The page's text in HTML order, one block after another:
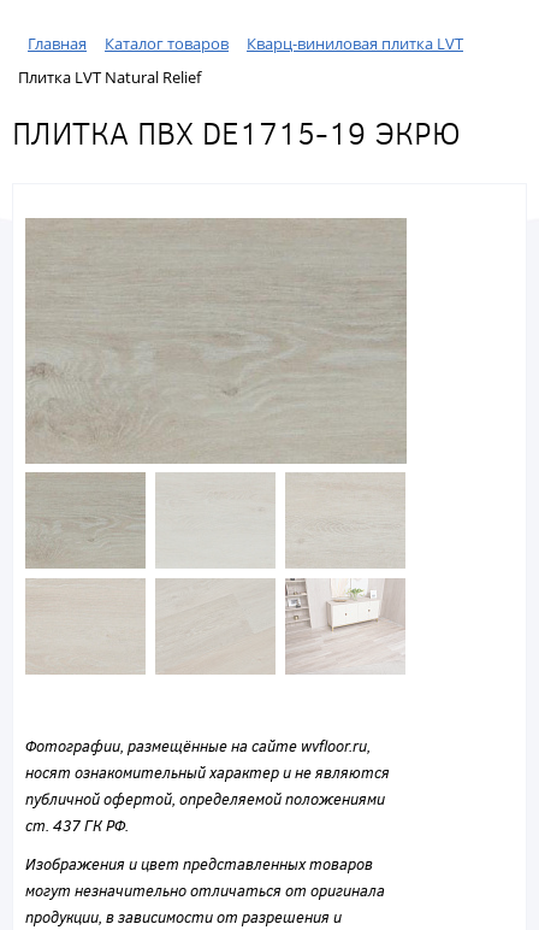
Главная Каталог товаров
Кварц-виниловая плитка LVT
Плитка LVT Natural Relief
ПЛИТКА ПВХ DE1715-19 ЭКРЮ
Фотографии, размещённые на сайте wvfloor.ru,
носят ознакомительный характер и не являются
публичной офертой, определяемой положениями
ст. 437 ГК РФ.
Изображения и цвет представленных товаров
могут незначительно отличаться от оригинала
продукции, в зависимости от разрешения и